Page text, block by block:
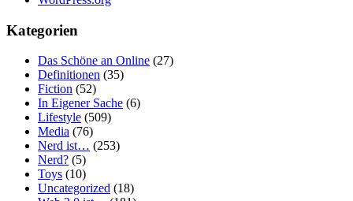
Kategorien
Das Schöne an Online (27)
Definitionen (35)
Fiction (52)
In Eigener Sache (6)
Lifestyle (509)
Media (76)
Nerd ist… (253)
Nerd? (5)
Toys (10)
Uncategorized (18)